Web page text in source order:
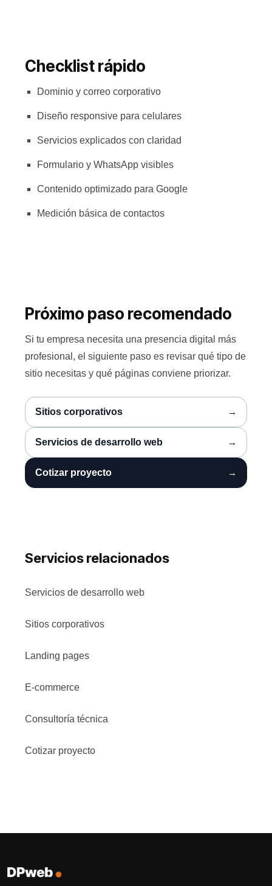
Checklist rápido
Dominio y correo corporativo
Diseño responsive para celulares
Servicios explicados con claridad
Formulario y WhatsApp visibles
Contenido optimizado para Google
Medición básica de contactos
Próximo paso recomendado
Si tu empresa necesita una presencia digital más
profesional, el siguiente paso es revisar qué tipo de
sitio necesitas y qué páginas conviene priorizar.
Sitios corporativos
Servicios de desarrollo web
Cotizar proyecto
Servicios relacionados
Servicios de desarrollo web
Sitios corporativos
Landing pages
E-commerce
Consultoría técnica
Cotizar proyecto